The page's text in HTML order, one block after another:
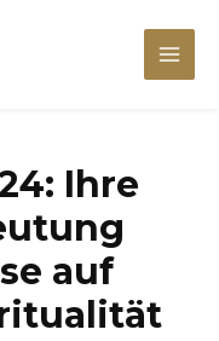
Main
Ihre
auf